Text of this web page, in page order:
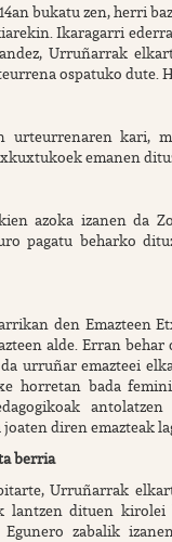
bukatu zen, herri
Ikaragarri
Urruñarrak
ospatuko dute.
urteurrenaren kari,
emanen
azoka izanen da
pagatu beharko
den Emazteen
alde. Erran
urruñar emazteei
horretan bada
diren emazteak
berria
Urruñarrak
lantzen dituen
Egunero zabalik